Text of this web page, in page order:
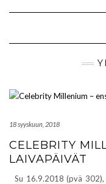
18 syyskuun, 2018
CELEBRITY
LAIVAPÄIVÄT
Su 16.9.2018 (pvä